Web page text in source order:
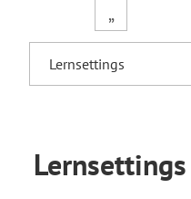
„
Lernsettings